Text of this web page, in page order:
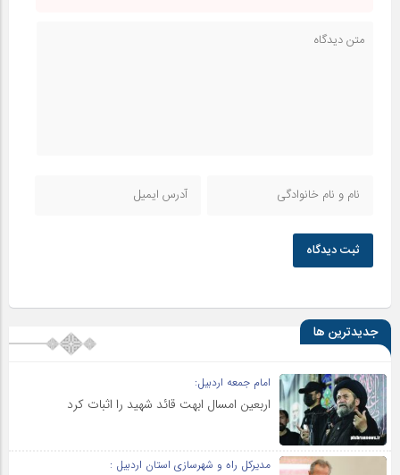
ثبت دیدگاه
جدیدترین ها
امام جمعه اردبیل:
اربعین امسال ابهت قائد شهید را اثبات کرد
مدیرکل راه و شهرسازی استان اردبیل :